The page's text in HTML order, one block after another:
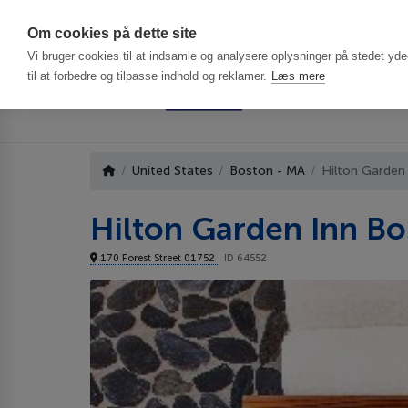
Om cookies på dette site
Vi bruger cookies til at indsamle og analysere oplysninger på stedet
til at forbedre og tilpasse indhold og reklamer. Læs mere
United States Boston - MA Hilton
Hilton Garden Inn
170 Forest Street 01752 ID 64552